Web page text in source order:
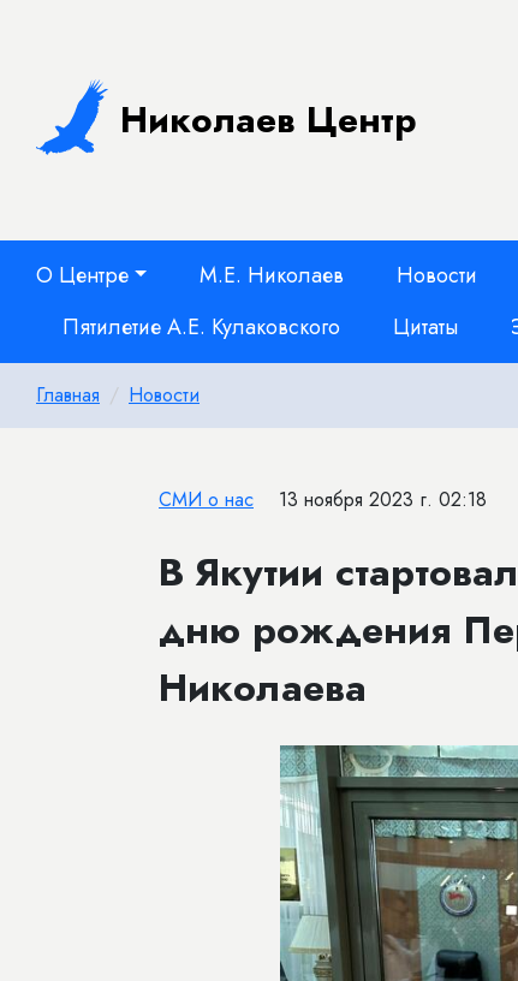
Николаев Центр
О Центре М.Е. Николаев Новости
Пятилетие А.Е. Кулаковского
Цитаты
Главная Новости
СМИ о нас 13 ноября 2023 г. 02:18
​В Якутии
дню рождения
Николаева